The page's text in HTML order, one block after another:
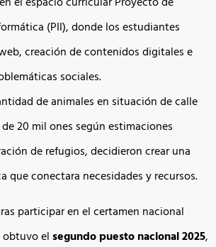
(PII), donde los estudiantes
creación de contenidos digitales e
sociales.
de animales en situación de calle
20 mil ones según estimaciones
de refugios, decidieron crear una
que conectara necesidades y recursos.
participar en el certamen nacional
obtuvo elsegundo puesto nacional 2025,